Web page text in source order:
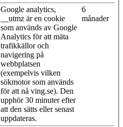
Google analytics,
__utmz är en cookie
som används av Google
Analytics för att mäta
trafikkällor och
navigering på
webbplatsen
(exempelvis vilken
sökmotor som används
för att nå ving.se). Den
upphör 30 minuter efter
att den sätts eller senast
uppdateras.
6
månader